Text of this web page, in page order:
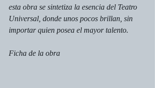
esta obra se sintetiza la esencia del Teatro
Universal, donde unos pocos brillan, sin
importar quien posea el mayor talento.
Ficha de la obra